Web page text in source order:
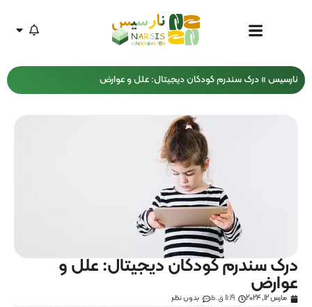
نارسیس»درک سندرم کودکان دیجیتال: علل و عوارض
درک سندرم کودکان دیجیتال: علل و
عوارض
مارس 12, 2024 11:19 ق.ظ بدون نظر